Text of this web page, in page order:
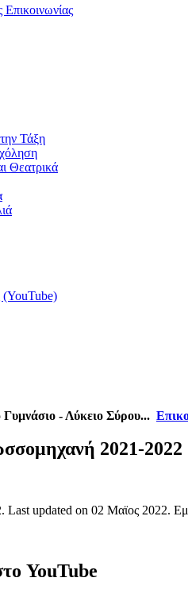
Τάξη
Θεατρικά
(YouTube)
Γυμνάσιο - Λύκειο Σύρου...
2021-2022
. Last updated on 02 Μαϊος 2022.
YouTube